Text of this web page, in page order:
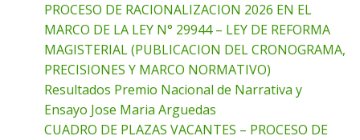
PROCESO DE RACIONALIZACION 2026 EN EL
MARCO DE LA LEY N° 29944 – LEY DE REFORMA
MAGISTERIAL (PUBLICACION DEL CRONOGRAMA,
PRECISIONES Y MARCO NORMATIVO)
Resultados Premio Nacional de Narrativa y
Ensayo Jose Maria Arguedas
CUADRO DE PLAZAS VACANTES – PROCESO DE